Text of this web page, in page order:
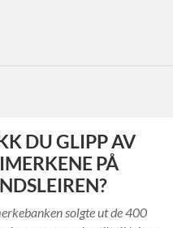
DU GLIPP AV
PÅ
solgte ut de 400